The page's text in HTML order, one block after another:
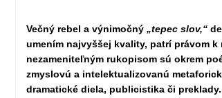
Večný rebel a výnimočný „tepec slov,“
umením najvyššej kvality, patrí právom
nezameniteľným rukopisom sú okrem
zmyslovú a intelektualizovanú
dramatické diela, publicistika či